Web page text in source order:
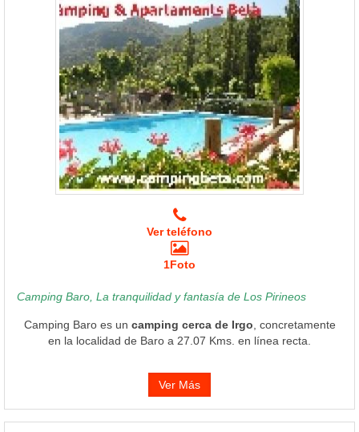
Ver teléfono
1Foto
Camping Baro, La tranquilidad y fantasía de Los Pirineos
Camping Baro es un camping cerca de Irgo , concretamente
en la localidad de Baro a 27.07 Kms. en línea recta.
Ver Más